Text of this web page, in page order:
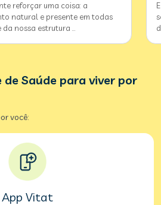
reforçar uma coisa: a
natural e presente em todas
da nossa estrutura
Saúde para viver por
você:
App Vitat